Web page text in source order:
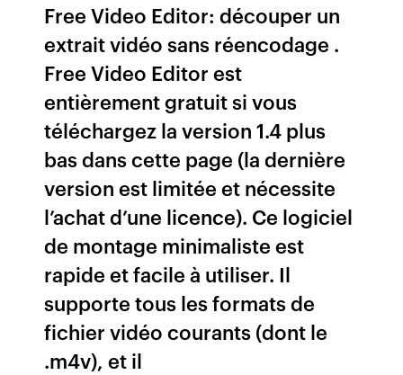
Free Video Editor: découper un
extrait vidéo sans réencodage .
Free Video Editor est
entièrement gratuit si vous
téléchargez la version 1.4 plus
bas dans cette page (la dernière
version est limitée et nécessite
l’achat d’une licence). Ce logiciel
de montage minimaliste est
rapide et facile à utiliser. Il
supporte tous les formats de
fichier vidéo courants (dont le
.m4v), et il